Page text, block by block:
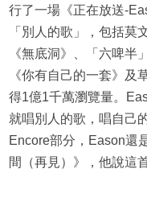
行了一場《正在放送-
「別人的歌」，包括莫
《無底洞》、「六啤半
《你有自己的一套》及
得1億1千萬瀏覽量。
就唱別人的歌，唱自己
Encore部分，Eason還
間（再見）》，他說這